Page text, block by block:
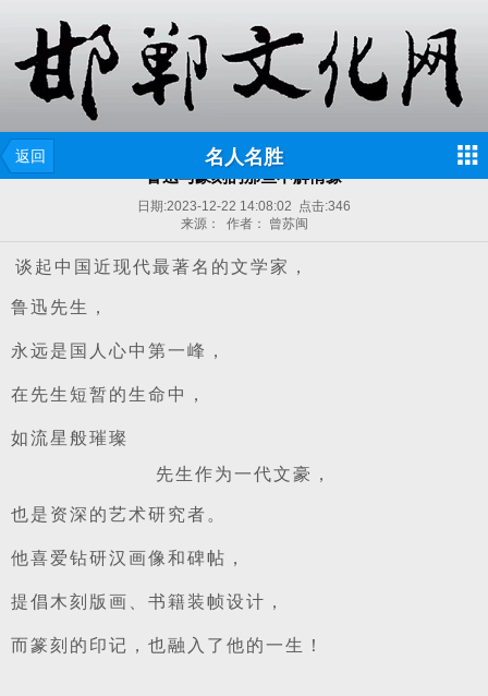
返回 名人名胜
鲁迅与篆刻的那些不解情缘
日期:2023-12-22 14:08:02 点击:346
来源： 作者： 曾苏闽
谈起中国近现代最著名的文学家，
鲁迅先生，
永远是国人心中第一峰，
在先生短暂的生命中，
如流星般璀璨
先生作为一代文豪，
也是资深的艺术研究者。
他喜爱钻研汉画像和碑帖，
提倡木刻版画、书籍装帧设计，
而篆刻的印记，也融入了他的一生！